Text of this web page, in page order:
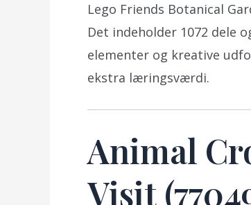
Lego Friends Botanical
Det indeholder 1072 dele
elementer og kreative
ekstra læringsværdi.
Animal
Visit